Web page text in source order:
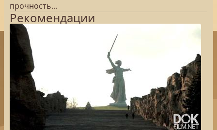
прочность...
Рекомендации